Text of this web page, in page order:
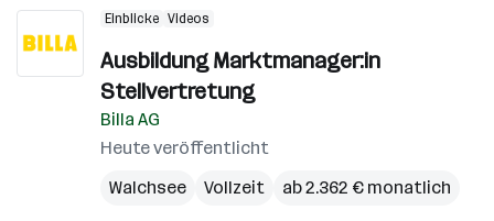
Einblicke Videos
Ausbildung Marktmanager:in
Stellvertretung
Billa AG
Heute veröffentlicht
Walchsee
Vollzeit ab 2.362 € monatlich